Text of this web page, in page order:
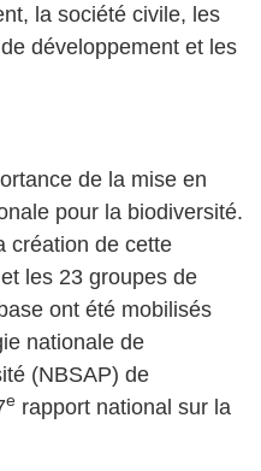
la société civile, les
développement et les
de la mise en
pour la biodiversité.
création de cette
les 23 groupes de
ont été mobilisés
nationale de
(NBSAP) de
e rapport national sur la